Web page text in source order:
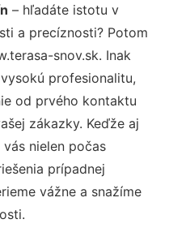
– hľadáte istotu v
a precíznosti? Potom
snov.sk. Inak
profesionalitu,
od prvého kontaktu
zákazky. Keďže aj
nielen počas
prípadnej
vážne a snažíme